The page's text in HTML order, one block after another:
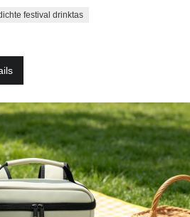
festival drinktas